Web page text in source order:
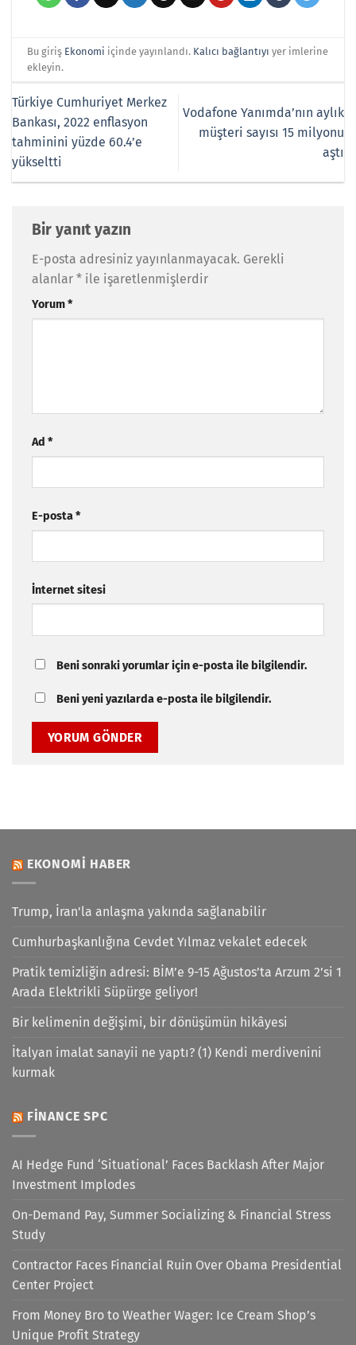
Bu giriş Ekonomi içinde yayınlandı. Kalıcı bağlantıyı yer imlerine
ekleyin.
Türkiye Cumhuriyet Merkez
Bankası, 2022 enflasyon
tahminini yüzde 60.4’e
yükseltti
Vodafone Yanımda’nın aylık
müşteri sayısı 15 milyonu
aştı
Bir yanıt yazın
E-posta adresiniz yayınlanmayacak. Gerekli
alanlar * ile işaretlenmişlerdir
Yorum*
Ad *
E-posta*
İnternet sitesi
Beni sonraki yorumlar için e-posta ile bilgilendir.
Beni yeni yazılarda e-posta ile bilgilendir.
EKONOMI HABER
Trump, İran'la anlaşma yakında sağlanabilir
Cumhurbaşkanlığına Cevdet Yılmaz vekalet edecek
Pratik temizliğin adresi: BİM’e 9-15 Ağustos’ta Arzum 2’si 1
Arada Elektrikli Süpürge geliyor!
Bir kelimenin değişimi, bir dönüşümün hikâyesi
İtalyan imalat sanayii ne yaptı? (1) Kendi merdivenini
kurmak
FINANCE SPC
AI Hedge Fund ‘Situational’ Faces Backlash After Major
Investment Implodes
On-Demand Pay, Summer Socializing & Financial Stress
Study
Contractor Faces Financial Ruin Over Obama Presidential
Center Project
From Money Bro to Weather Wager: Ice Cream Shop’s
Unique Profit Strategy